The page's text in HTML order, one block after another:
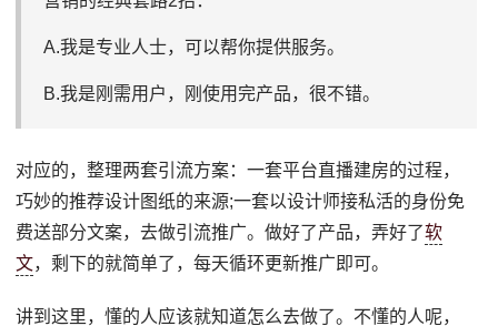
A.我是专业人士，可以帮你提供服务。
B.我是刚需用户，刚使用完产品，很不错。
对应的，整理两套引流方案：一套平台直播建房的过程，
巧妙的推荐设计图纸的来源;一套以设计师接私活的身份免
费送部分文案，去做引流推广。做好了产品，弄好了软
文，剩下的就简单了，每天循环更新推广即可。
讲到这里，懂的人应该就知道怎么去做了。不懂的人呢，